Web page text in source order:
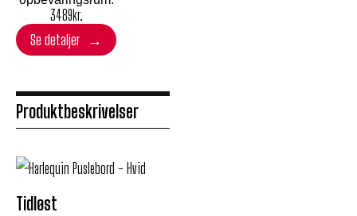
3489kr.
Se detaljer
Produktbeskrivelser
Tidløst